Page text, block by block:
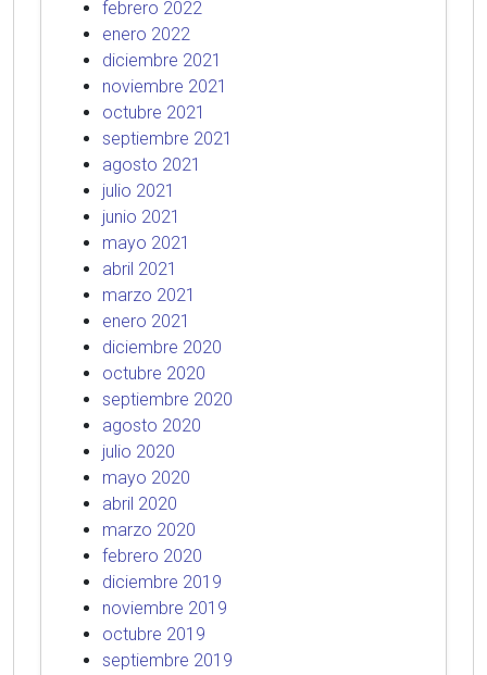
febrero 2022
enero 2022
diciembre 2021
noviembre 2021
octubre 2021
septiembre 2021
agosto 2021
julio 2021
junio 2021
mayo 2021
abril 2021
marzo 2021
enero 2021
diciembre 2020
octubre 2020
septiembre 2020
agosto 2020
julio 2020
mayo 2020
abril 2020
marzo 2020
febrero 2020
diciembre 2019
noviembre 2019
octubre 2019
septiembre 2019